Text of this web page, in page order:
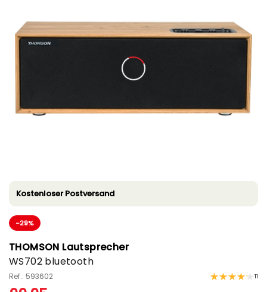
Kostenloser Postversand
-29%
THOMSON Lautsprecher
WS702 bluetooth
Ref.: 593602 11